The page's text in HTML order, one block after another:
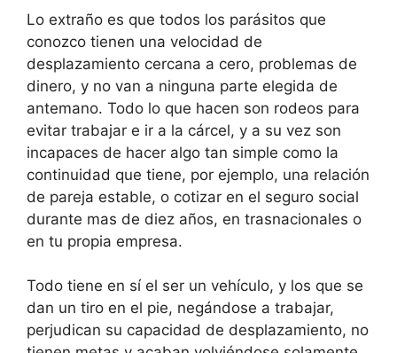
Lo extraño es que todos los parásitos que
conozco tienen una velocidad de
desplazamiento cercana a cero, problemas de
dinero, y no van a ninguna parte elegida de
antemano. Todo lo que hacen son rodeos para
evitar trabajar e ir a la cárcel, y a su vez son
incapaces de hacer algo tan simple como la
continuidad que tiene, por ejemplo, una relación
de pareja estable, o cotizar en el seguro social
durante mas de diez años, en trasnacionales o
en tu propia empresa.
Todo tiene en sí el ser un vehículo, y los que se
dan un tiro en el pie, negándose a trabajar,
perjudican su capacidad de desplazamiento, no